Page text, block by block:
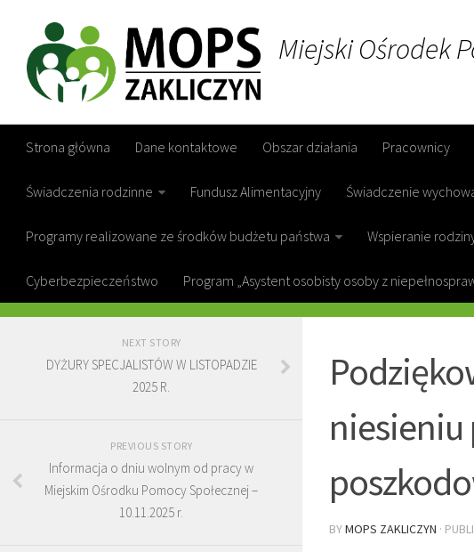
Miejski Ośrodek
Strona główna Dane kontaktowe Obszar działania Pracownicy
Świadczenia rodzinne Fundusz Alimentacyjny Świadczenie
Programy realizowane ze środków budżetu państwa Wspieranie
Cyberbezpieczeństwo Program „Asystent osobisty osoby z
GOPS ZAKLICZYN
BYMOPS ZAKLICZYN ·
NEXT STORY
DYŻURY SPECJALISTÓW W LISTOPADZIE
2025 R.
PREVIOUS STORY
Informacja o dniu wolnym od pracy w
Miejskim Ośrodku Pomocy Społecznej –
10.11.2025 r.